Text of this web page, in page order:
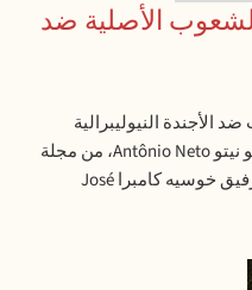
الأصلية ضد
الأجندة النيوليبرالية
لحكومة مولينو Mulino. أجرى أنطونيو نيتو Antônio Neto، من مجلة
موفيمينتو Movimento، مقابلةً مع الرفيق خوسيه كامبرا José